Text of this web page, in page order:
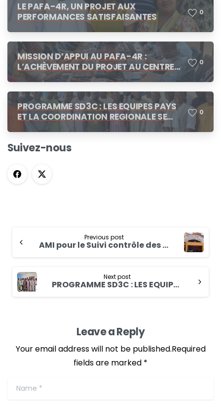
LE PAFA-4R, UN PROJET AUX
PERFORMANCES SATISFAISANTES
0
MISSION D’APPUI AU PAFA-4R :
L’ACHÈVEMENT DU PROJET AU CENTRE
DES CONCERTATIONS
0
PROGRAMME SD3C : LES EQUIPES PAYS
ET LA COORDINATION REGIONALE SE
CONCERTENT A N’DJAMENA
0
Suivez-nous
Previous post
AMI pour le Suivi contrôle des travaux de consolidation des basfonds dans la commune de Kalsaka pour le compte du Programme pour le Renforcement de la Résilience des Petits Producteurs (RESI-2P)
Next post
PROGRAMME SD3C : LES EQUIPES PAYS ET LA COORDINATION REGIONALE SE CONCERTENT A N’DJAMENA
Leave a Reply
Your email address will not be published.Required
fields are marked *
Name*